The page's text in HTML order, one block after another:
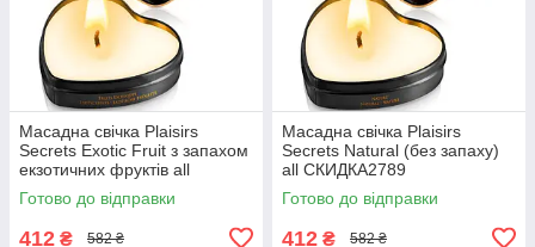
Масадна свічка Plaisirs
Secrets Exotic Fruit з запахом
екзотичних фруктів all
СКИДКА2786
Готово до відправки
412 ₴ 582 ₴
Масадна свічка Plaisirs
Secrets Natural (без запаху)
all СКИДКА2789
Готово до відправки
412 ₴ 582 ₴